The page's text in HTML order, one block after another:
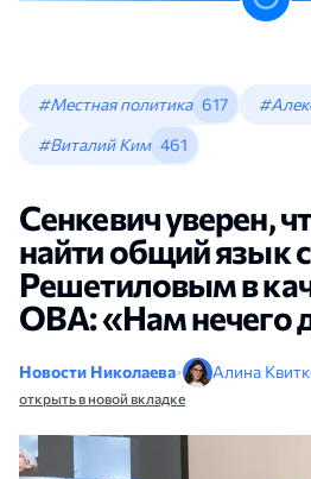
#Местная политика 617
#Виталий Ким 461
Сенкевич уверен,
найти общий язык с
Решетиловым в
ОВА: «Нам нечего
Новости Николаева• Алина
открыть в новой вкладке